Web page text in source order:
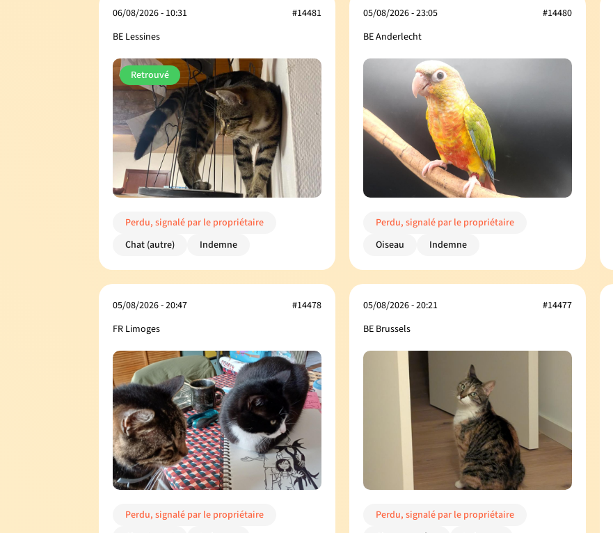
06/08/2026 - 10:31
BE Lessines
#14481
Retrouvé
Perdu, signalé par le propriétaire
Chat (autre)
Indemne
05/08/2026 - 23:05
BE Anderlecht
#14480
Perdu, signalé par le propriétaire
Oiseau
Indemne
05/08/2026 - 20:47
FR Limoges
#14478
Perdu, signalé par le propriétaire
05/08/2026 - 20:21
BE Brussels
#14477
Perdu, signalé par le propriétaire